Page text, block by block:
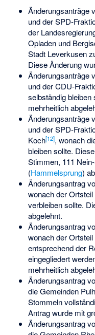
Änderungsanträge
und der SPD-
der
Opladen und
Stadt Leverkusen
Diese Änderung
Änderungsanträge
und der CDU-
selbständig bleiben
mehrheitlich
Änderungsanträge
und der SPD-
Koch[12], wonach
bleiben sollte.
Stimmen, 111
(Hammelsprung)
Änderungsantrag
wonach der
verbleiben sollte.
abgelehnt.
Änderungsantrag
wonach der
entsprechend der
eingegliedert
mehrheitlich
Änderungsantrag
die Gemeinden
Stommeln
Antrag wurde mit
Änderungsantrag